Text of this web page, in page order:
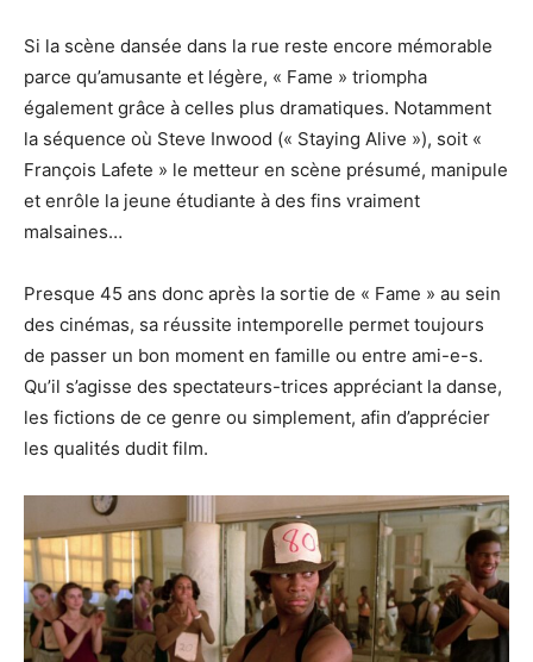
Si la scène dansée dans la rue reste encore mémorable
parce qu’amusante et légère, « Fame » triompha
également grâce à celles plus dramatiques. Notamment
la séquence où Steve Inwood (« Staying Alive »), soit «
François Lafete » le metteur en scène présumé, manipule
et enrôle la jeune étudiante à des fins vraiment
malsaines…
Presque 45 ans donc après la sortie de « Fame » au sein
des cinémas, sa réussite intemporelle permet toujours
de passer un bon moment en famille ou entre ami-e-s.
Qu’il s’agisse des spectateurs-trices appréciant la danse,
les fictions de ce genre ou simplement, afin d’apprécier
les qualités dudit film.